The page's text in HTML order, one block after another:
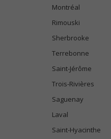
Montréal
Rimouski
Sherbrooke
Terrebonne
Saint-Jérôme
Trois-Rivières
Saguenay
Laval
Saint-Hyacinthe